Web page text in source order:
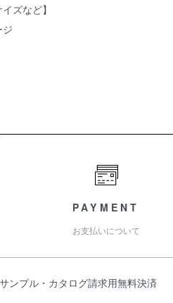
ズなど】
PAYMENT
お支払いについて
サンプル・カタログ請求用無料決済